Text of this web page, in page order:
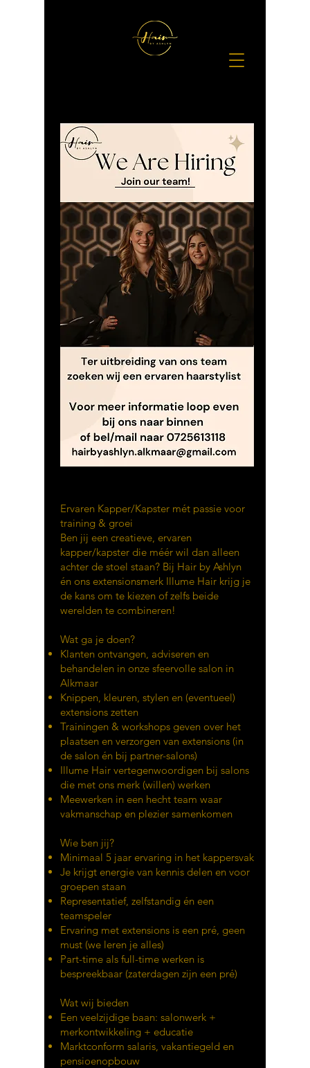
Ervaren Kapper/Kapster mét passie voor
training & groei
Ben jij een creatieve, ervaren
kapper/kapster die méér wil dan alleen
achter de stoel staan? Bij Hair by Ashlyn
én ons extensionsmerk Illume Hair krijg je
de kans om te kiezen of zelfs beide
werelden te combineren!
Wat ga je doen?
Klanten ontvangen, adviseren en
behandelen in onze sfeervolle salon in
Alkmaar
Knippen, kleuren, stylen en (eventueel)
extensions zetten
Trainingen & workshops geven over het
plaatsen en verzorgen van extensions (in
de salon én bij partner-salons)
Illume Hair vertegenwoordigen bij salons
die met ons merk (willen) werken
Meewerken in een hecht team waar
vakmanschap en plezier samenkomen
Wie ben jij?
Minimaal 5 jaar ervaring in het kappersvak
Je krijgt energie van kennis delen en voor
groepen staan
Representatief, zelfstandig én een
teamspeler
Ervaring met extensions is een pré, geen
must (we leren je alles)
Part-time als full-time werken is
bespreekbaar (zaterdagen zijn een pré)
Wat wij bieden
Een veelzijdige baan: salonwerk +
merkontwikkeling + educatie
Marktconform salaris, vakantiegeld en
pensioenopbouw